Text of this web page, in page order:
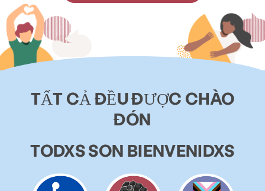
TẤT CẢ ĐỀU ĐƯỢC CHÀO
ĐÓN
TODXS SON BIENVENIDXS